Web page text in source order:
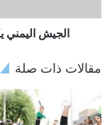
الجيش اليمني
مقالات ذات صلة